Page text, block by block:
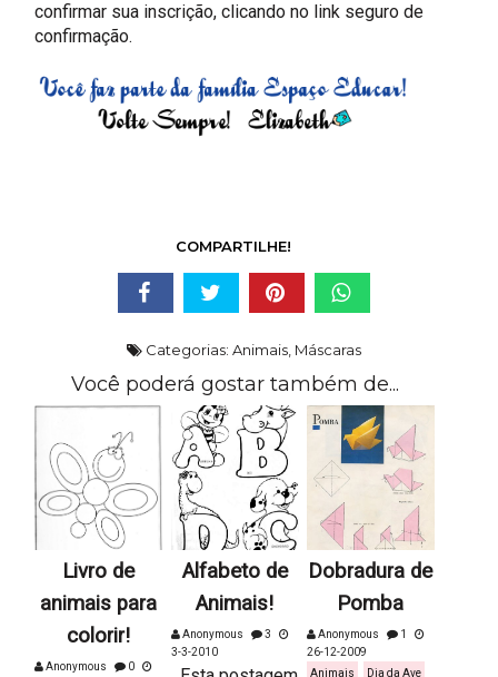
confirmar sua inscrição, clicando no link seguro de
confirmação.
COMPARTILHE!
Categorias: Animais, Máscaras
Você poderá gostar também de...
Livro de
animais para
colorir!
Anonymous 0
Alfabeto de
Animais!
Anonymous
3
3-3-2010
Dobradura de
Pomba
Anonymous
1
26-12-2009
Animais
Dia da Ave